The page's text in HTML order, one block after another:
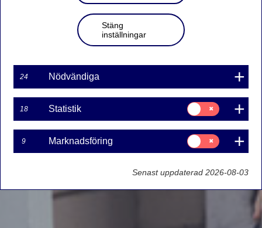
Stäng
inställningar
24 Nödvändiga
18 Statistik
Samtycke
för:
Statistik
9 Marknadsföring
Samtycke
för:
Marknadsföring
Senast uppdaterad 2026-08-03